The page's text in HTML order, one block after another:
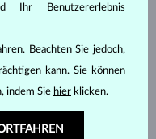
einen besonderen
Ringe bis hin zu
klar dokumentierten
Zustand
Sammlerstück werden.
Interesse an
Ihren eigenen
Ihr Benutzererlebnis
Beachten Sie jedoch,
kann. Sie können
indem Sie hier klicken.